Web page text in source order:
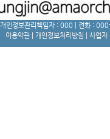
개인정보관리책임자 : 000 | 전화 :
이용약관| 개인정보처리방침 사업자